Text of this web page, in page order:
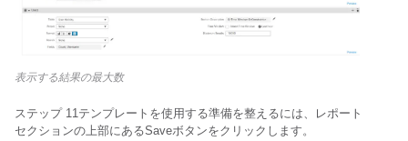
表示する結果の最大数
ステップ 11テンプレートを使用する準備を整えるには、レポート
セクションの上部にあるSaveボタンをクリックします。